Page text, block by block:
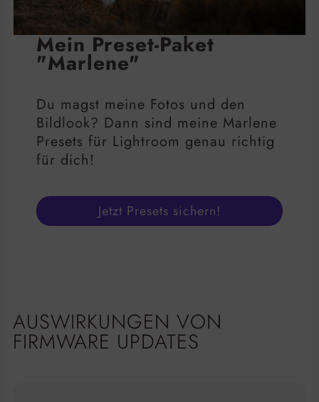
Mein Preset-Paket
"Marlene"
Du magst meine Fotos und den
Bildlook? Dann sind meine Marlene
Presets für Lightroom genau richtig
für dich!
Jetzt Presets sichern!
AUSWIRKUNGEN VON
FIRMWARE UPDATES